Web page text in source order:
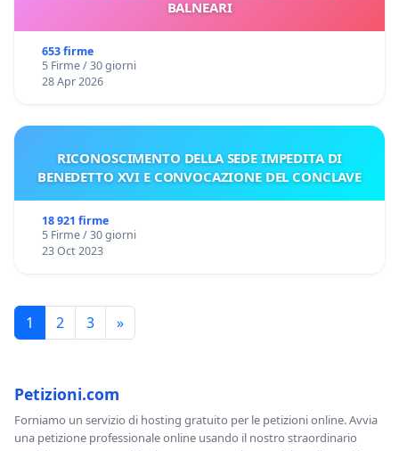
BALNEARI
653 firme
5 Firme / 30 giorni
28 Apr 2026
RICONOSCIMENTO DELLA SEDE IMPEDITA DI
BENEDETTO XVI E CONVOCAZIONE DEL CONCLAVE
18 921 firme
5 Firme / 30 giorni
23 Oct 2023
1 2 3 »
Petizioni.com
Forniamo un servizio di hosting gratuito per le petizioni online. Avvia
una petizione professionale online usando il nostro straordinario